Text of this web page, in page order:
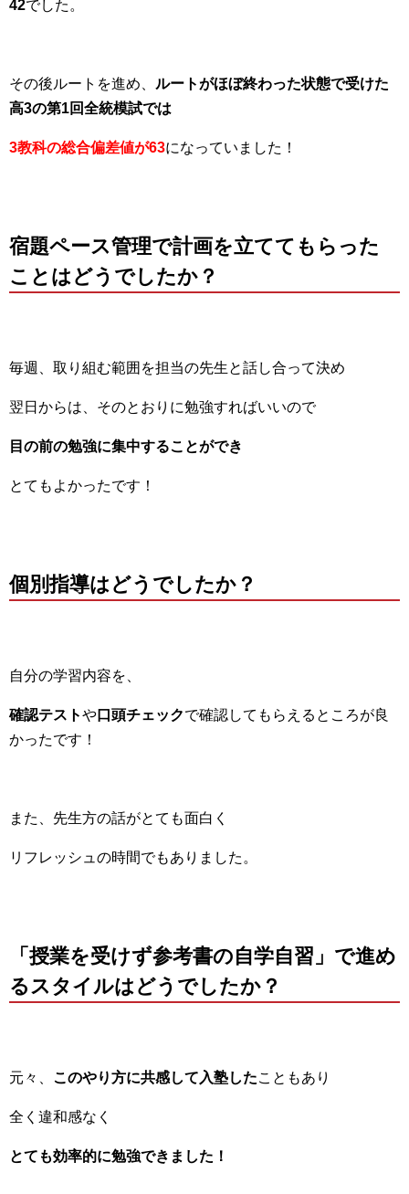
42でした。
その後ルートを進め、 ルートがほぼ終わった状態で受けた
高3の第1回全統模試では
3教科の総合偏差値が63になっていました！
宿題ペース管理で計画を立ててもらった
ことはどうでしたか？
毎週、取り組む範囲を担当の先生と話し合って決め
翌日からは、そのとおりに勉強すればいいので
目の前の勉強に集中することができ
とてもよかったです！
個別指導はどうでしたか？
自分の学習内容を、
確認テストや口頭チェックで確認してもらえるところが良
かったです！
また、先生方の話がとても面白く
リフレッシュの時間でもありました。
「授業を受けず参考書の自学自習」で進め
るスタイルはどうでしたか？
元々、 このやり方に共感して入塾したこともあり
全く違和感なく
とても効率的に勉強できました！